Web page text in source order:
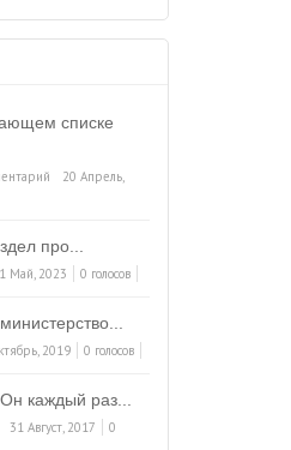
списке
20 Апрель,
про...
Май, 2023 0 голосов
2019 0 голосов
каждый раз...
31 Август, 2017
0